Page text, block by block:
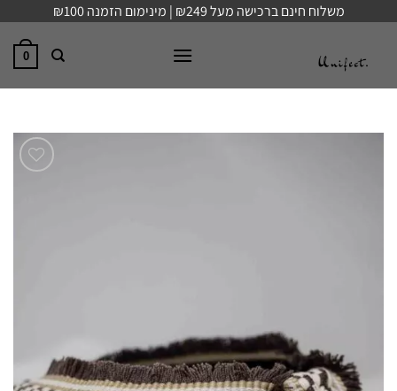
content
משלוח חינם ברכישה מעל ₪249 | מינימום הזמנה ₪100
0